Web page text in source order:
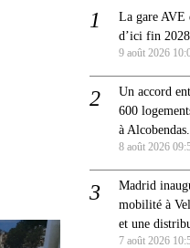
La gare AVE
d’ici fin 2028.
9 août 2026
Un accord
600
à Alcobendas.
8 août 2026
Madrid
mobilité à
et une
7 août 2026